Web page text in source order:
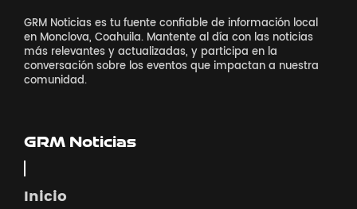
GRM Noticias es tu fuente confiable de información local
en Monclova, Coahuila. Mantente al día con las noticias
más relevantes y actualizadas, y participa en la
conversación sobre los eventos que impactan a nuestra
comunidad.
GRM Noticias
Inicio